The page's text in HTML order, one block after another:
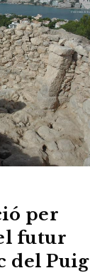
per
futur
del Puig